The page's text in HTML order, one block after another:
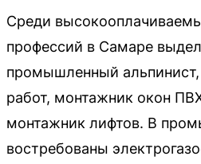
Среди
профессий в Самаре
промышленный
работ, монтажник окон
монтажник лифтов. В
востребованы